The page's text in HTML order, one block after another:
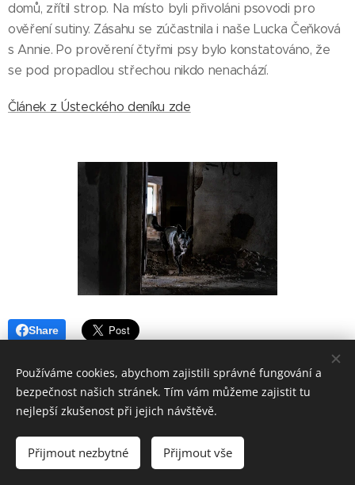
domů, zřítil strop. Na místo byli přivoláni psovodi pro
ověření sutiny. Zásahu se zúčastnila i naše Lucka Čeňková
s Annie. Po prověrení čtyřmi psy bylo konstatováno, že
se pod propadlou střechou nikdo nenachází.
Článek z Ústeckého deníku zde
Share
Aktualizováno 6.7.2026
Cookies
Používáme cookies, abychom zajistili správné fungování a
bezpečnost našich stránek. Tím vám můžeme zajistit tu
nejlepší zkušenost při jejich návštěvě.
Přijmout nezbytné Přijmout vše